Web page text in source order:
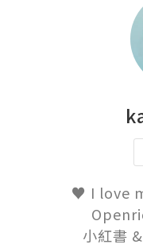
♥ I love
小紅書